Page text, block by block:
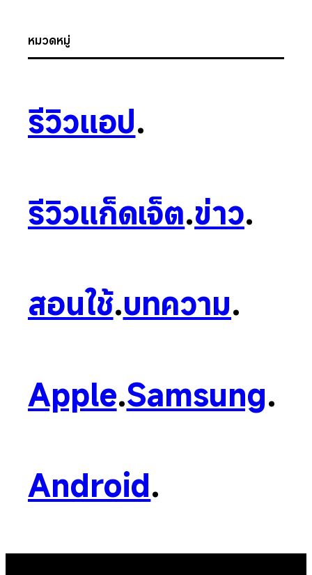
หมวดหมู่
รีวิวแอป.
รีวิวแก็ดเจ็ต.ข่าว.
สอนใช้.บทความ.
Apple.Samsung.
Android.